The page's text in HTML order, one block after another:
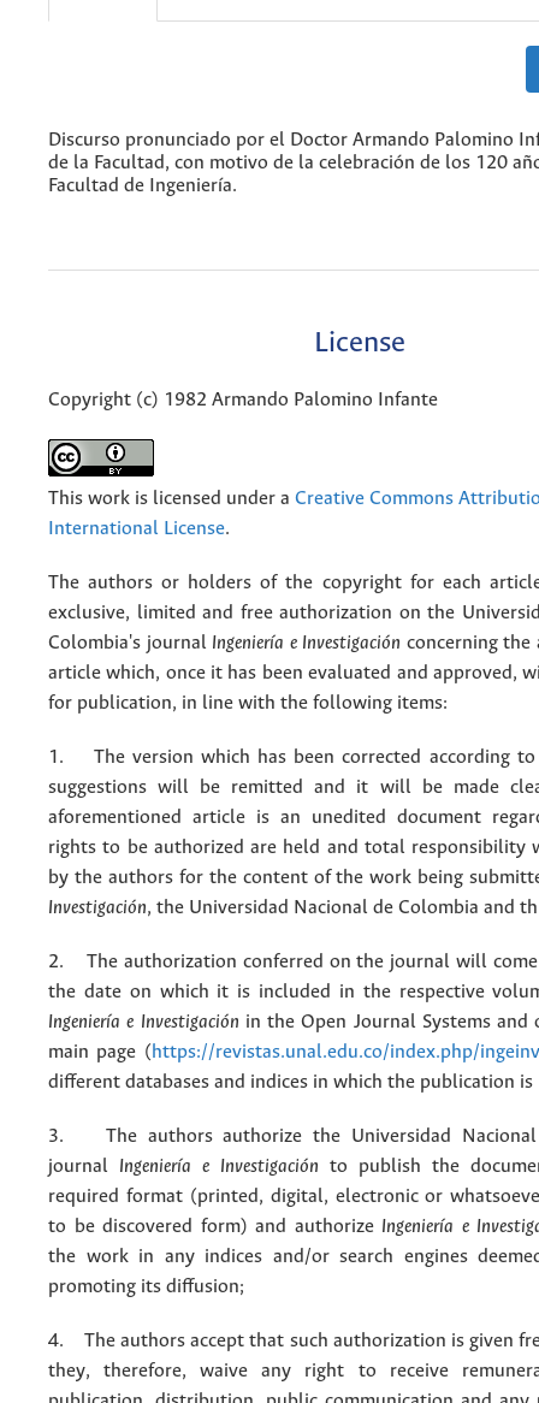
Discurso pronunciado por el Doctor Armando Palomino
de la Facultad, con motivo de la celebración de los 120
Facultad de Ingeniería.
License
Copyright (c) 1982 Armando Palomino Infante
This work is licensed under a Creative Commons
International License.
The authors or holders of the copyright for each
exclusive, limited and free authorization on the
Colombia's journal Ingeniería e Investigación concerning the
article which, once it has been evaluated and approved,
for publication, in line with the following items:
1. The version which has been corrected according
suggestions will be remitted and it will be made
aforementioned article is an unedited document
rights to be authorized are held and total responsibility
by the authors for the content of the work being
Investigación, the Universidad Nacional de Colombia and
2. The authorization conferred on the journal will
the date on which it is included in the respective
Ingeniería e Investigación in the Open Journal Systems and
main page (https://revistas.unal.edu.co/index.php/ingeinv
different databases and indices in which the publication is
3. The authors authorize the Universidad Nacional
journal Ingeniería e Investigación to publish the
required format (printed, digital, electronic or
to be discovered form) and authorize Ingeniería e
the work in any indices and/or search engines
promoting its diffusion;
4. The authors accept that such authorization is given
they, therefore, waive any right to receive